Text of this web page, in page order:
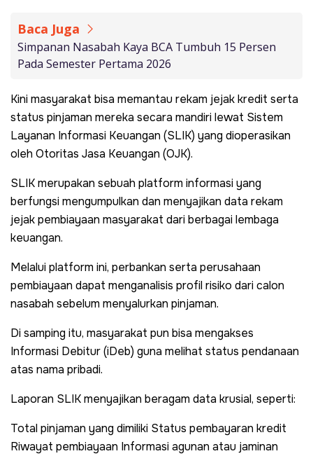
Baca Juga
Simpanan Nasabah Kaya BCA Tumbuh 15 Persen
Pada Semester Pertama 2026
Kini masyarakat bisa memantau rekam jejak kredit serta
status pinjaman mereka secara mandiri lewat Sistem
Layanan Informasi Keuangan (SLIK) yang dioperasikan
oleh Otoritas Jasa Keuangan (OJK).
SLIK merupakan sebuah platform informasi yang
berfungsi mengumpulkan dan menyajikan data rekam
jejak pembiayaan masyarakat dari berbagai lembaga
keuangan.
Melalui platform ini, perbankan serta perusahaan
pembiayaan dapat menganalisis profil risiko dari calon
nasabah sebelum menyalurkan pinjaman.
Di samping itu, masyarakat pun bisa mengakses
Informasi Debitur (iDeb) guna melihat status pendanaan
atas nama pribadi.
Laporan SLIK menyajikan beragam data krusial, seperti:
Total pinjaman yang dimiliki Status pembayaran kredit
Riwayat pembiayaan Informasi agunan atau jaminan